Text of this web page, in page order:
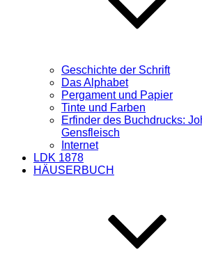
Geschichte der Schrift
Das Alphabet
Pergament und Papier
Tinte und Farben
Erfinder des Buchdrucks:
Gensfleisch
Internet
LDK 1878
HÄUSERBUCH